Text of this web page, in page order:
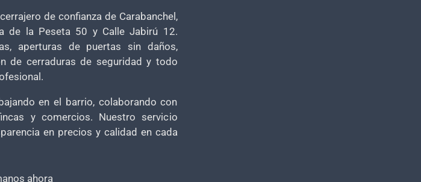
de confianza de Carabanchel,
de la Peseta 50 y Calle Jabirú 12.
aperturas de puertas sin daños,
de cerraduras de seguridad y todo
en el barrio, colaborando con
y comercios. Nuestro servicio
en precios y calidad en cada
ahora